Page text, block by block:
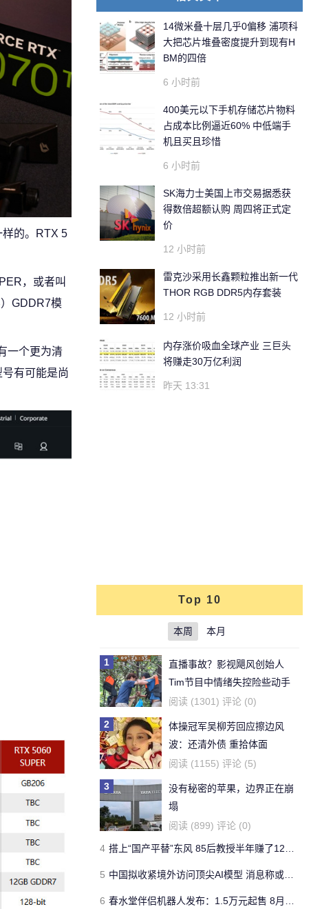
的。RTX 5
，或者叫
GDDR7模
一个更为清
有可能是尚
14微米叠十层几乎0偏移 浦项科
大把芯片堆叠密度提升到现有H
BM的四倍
6 小时前
400美元以下手机存储芯片物料
占成本比例逼近60% 中低端手
机且买且珍惜
6 小时前
SK海力士美国上市交易据悉获
得数倍超额认购 周四将正式定
价
12 小时前
雷克沙采用长鑫颗粒推出新一代
THOR RGB DDR5内存套装
12 小时前
内存涨价吸血全球产业 三巨头
将赚走30万亿利润
昨天 13:31
Top 10
本周 本月
1
直播事故？影视飓风创始人
Tim节目中情绪失控险些动手
阅读 (1301) 评论 (0)
2
体操冠军吴柳芳回应擦边风
波：还清外债 重拾体面
阅读 (1155) 评论 (5)
3
没有秘密的苹果，边界正在崩
塌
阅读 (899) 评论 (0)
4 搭上“国产平替”东风 85后教授半年赚了1200亿
5 中国拟收紧境外访问顶尖AI模型 消息称或将其纳入国家安全法监管
6 春水堂伴侣机器人发布：1.5万元起售 8月起批量交货